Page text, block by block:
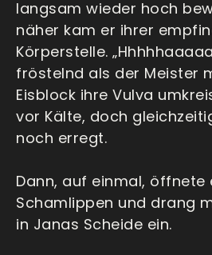
langsam wieder hoch
näher kam er ihrer
Körperstelle.
fröstelnd als der Meister
Eisblock ihre Vulva
vor Kälte, doch
noch erregt.
Dann, auf einmal, öffnete
Schamlippen und drang
in Janas Scheide ein.